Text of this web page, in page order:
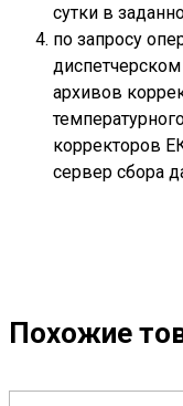
сутки в
по запросу
архивов
корректоров
сервер сбора
Похожие